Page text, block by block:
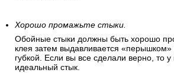
Хорошо промажьте стыки.
Обойные стыки должны быть хорошо
клея затем выдавливается «перышком»
губкой. Если вы все сделали верно, то у
идеальный стык.